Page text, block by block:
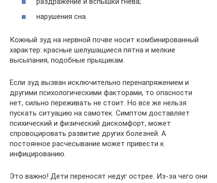
нарушения сна.
Кожный зуд на нервной почве носит комбинированный
характер: красные шелушащиеся пятна и мелкие
высыпания, подобные прыщикам.
Если зуд вызван исключительно перенапряжением и
другими психологическими факторами, то опасности
нет, сильно переживать не стоит. Но все же нельзя
пускать ситуацию на самотек. Симптом доставляет
психический и физический дискомфорт, может
спровоцировать развитие других болезней. А
постоянное расчесывание может привести к
инфицированию.
Это важно! Дети переносят недуг острее. Из-за чего они